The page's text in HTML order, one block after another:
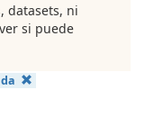
datasets, ni
si puede